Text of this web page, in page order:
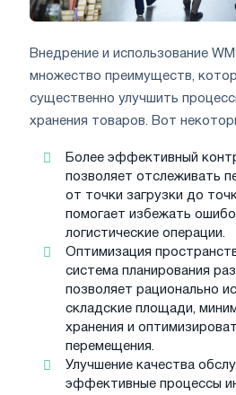
Внедрение и использование
множество преимуществ,
существенно улучшить
хранения товаров. Вот
Более эффективный
позволяет отслеживать
от точки загрузки до
помогает избежать
логистические операции.
Оптимизация
система планирования
позволяет рационально
складские площади,
хранения и
перемещения.
Улучшение качества
эффективные процессы